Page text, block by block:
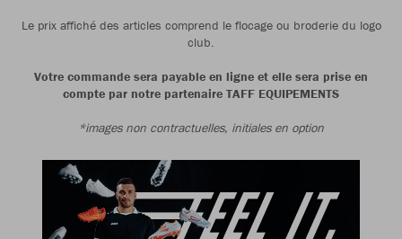
Le prix affiché des articles comprend le flocage ou broderie du logo
club.
Votre commande sera payable en ligne et elle sera prise en
compte par notre partenaire TAFF EQUIPEMENTS
*images non contractuelles, initiales en option